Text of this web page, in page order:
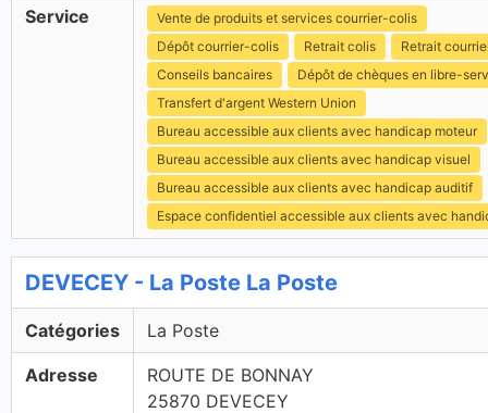
Service
Vente de produits et services courrier-colis
Dépôt courrier-colis
Retrait colis
Retrait
Conseils bancaires
Dépôt de chèques en libre-
Transfert d'argent Western Union
Bureau accessible aux clients avec handicap moteur
Bureau accessible aux clients avec handicap visuel
Bureau accessible aux clients avec handicap auditif
Espace confidentiel accessible aux clients avec
DEVECEY - La Poste La Poste
Catégories La Poste
Adresse
ROUTE DE BONNAY
25870 DEVECEY